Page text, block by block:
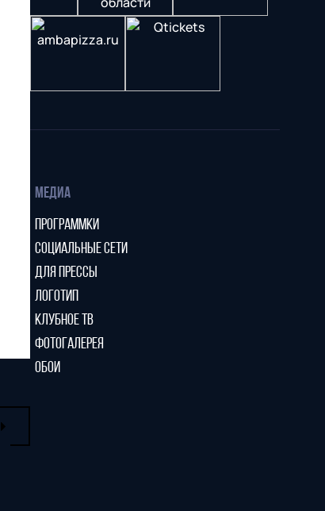
МЕДИА
ПРОГРАММКИ
СОЦИАЛЬНЫЕ СЕТИ
ДЛЯ ПРЕССЫ
ЛОГОТИП
КЛУБНОЕ ТВ
ФОТОГАЛЕРЕЯ
ОБОИ